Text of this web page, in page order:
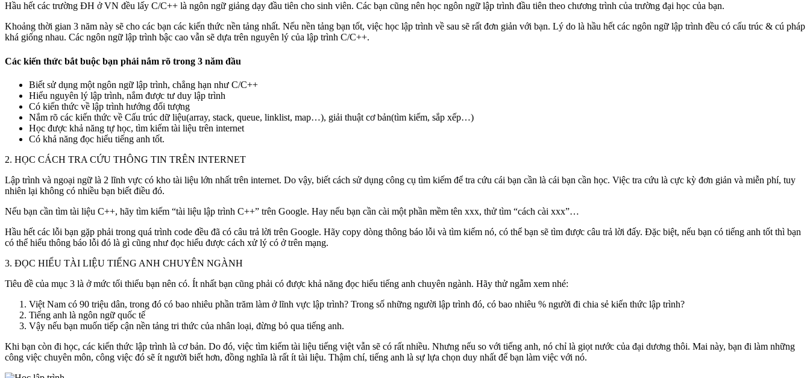
Hầu hết các trường ĐH ở VN đều lấy C/C++ là ngôn ngữ giảng dạy đầu tiên cho sinh viên. Các bạn cũng nên học ngôn ngữ lập trình đầu tiên theo chương trình của trường đại học của bạn.
Khoảng thời gian 3 năm này sẽ cho các bạn các kiến thức nền tảng nhất. Nếu nền tảng bạn tốt, việc học lập trình về sau sẽ rất đơn giản với bạn. Lý do là hầu hết các ngôn ngữ lập trình đều có cấu trúc & cú pháp
khá giống nhau. Các ngôn ngữ lập trình bậc cao vẫn sẽ dựa trên nguyên lý của lập trình C/C++.
Các kiến thức bắt buộc bạn phải nắm rõ trong 3 năm đầu
Biết sử dụng một ngôn ngữ lập trình, chẳng hạn như C/C++
Hiểu nguyên lý lập trình, nắm được tư duy lập trình
Có kiến thức về lập trình hướng đối tượng
Nắm rõ các kiến thức về Cấu trúc dữ liệu(array, stack, queue, linklist, map…), giải thuật cơ bản(tìm kiếm, sắp xếp…)
Học được khả năng tự học, tìm kiếm tài liệu trên internet
Có khả năng đọc hiểu tiếng anh tốt.
2. HỌC CÁCH TRA CỨU THÔNG TIN TRÊN INTERNET
Lập trình và ngoại ngữ là 2 lĩnh vực có kho tài liệu lớn nhất trên internet. Do vậy, biết cách sử dụng công cụ tìm kiếm để tra cứu cái bạn cần là cái bạn cần học. Việc tra cứu là cực kỳ đơn giản và miễn phí, tuy
nhiên lại không có nhiều bạn biết điều đó.
Nếu bạn cần tìm tài liệu C++, hãy tìm kiếm “tài liệu lập trình C++” trên Google. Hay nếu bạn cần cài một phần mềm tên xxx, thử tìm “cách cài xxx”…
Hầu hết các lỗi bạn gặp phải trong quá trình code đều đã có câu trả lời trên Google. Hãy copy dòng thông báo lỗi và tìm kiếm nó, có thể bạn sẽ tìm được câu trả lời đấy. Đặc biệt, nếu bạn có tiếng anh tốt thì bạn
có thể hiểu thông báo lỗi đó là gì cũng như đọc hiểu được cách xử lý có ở trên mạng.
3. ĐỌC HIỂU TÀI LIỆU TIẾNG ANH CHUYÊN NGÀNH
Tiêu đề của mục 3 là ở mức tối thiểu bạn nên có. Ít nhất bạn cũng phải có được khả năng đọc hiểu tiếng anh chuyên ngành. Hãy thử ngẫm xem nhé:
Việt Nam có 90 triệu dân, trong đó có bao nhiêu phần trăm làm ở lĩnh vực lập trình? Trong số những người lập trình đó, có bao nhiêu % người đi chia sẻ kiến thức lập trình?
Tiếng anh là ngôn ngữ quốc tế
Vậy nếu bạn muốn tiếp cận nền tảng tri thức của nhân loại, đừng bỏ qua tiếng anh.
Khi bạn còn đi học, các kiến thức lập trình là cơ bản. Do đó, việc tìm kiếm tài liệu tiếng việt vẫn sẽ có rất nhiều. Nhưng nếu so với tiếng anh, nó chỉ là giọt nước của đại dương thôi. Mai này, bạn đi làm những
công việc chuyên môn, công việc đó sẽ ít người biết hơn, đồng nghĩa là rất ít tài liệu. Thậm chí, tiếng anh là sự lựa chọn duy nhất để bạn làm việc với nó.